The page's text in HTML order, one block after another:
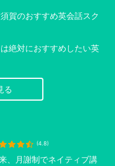
賀のおすすめ英会話スク
絶対におすすめしたい英
る
(4.8)
、月謝制でネイティブ講